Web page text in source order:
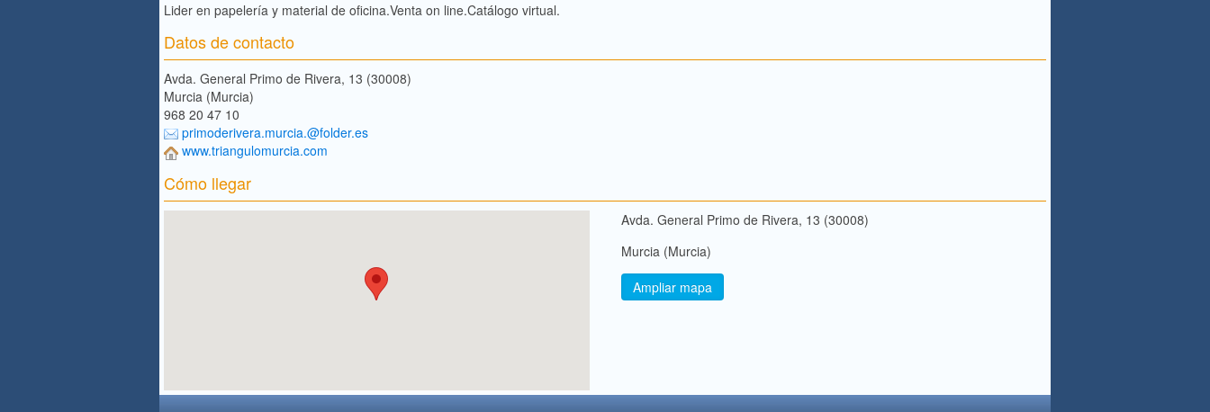
Lider en papelería y material de oficina.Venta on line.Catálogo virtual.
Datos de contacto
Avda. General Primo de Rivera, 13 (30008)
Murcia (Murcia)
968 20 47 10
primoderivera.murcia.@folder.es
www.triangulomurcia.com
Cómo llegar
Avda. General Primo de Rivera, 13 (30008)
Murcia (Murcia)
Ampliar mapa